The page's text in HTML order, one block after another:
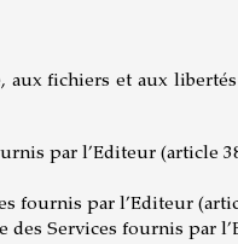
fichiers et aux
par l’Editeur (article
fournis par l’Editeur
Services fournis par